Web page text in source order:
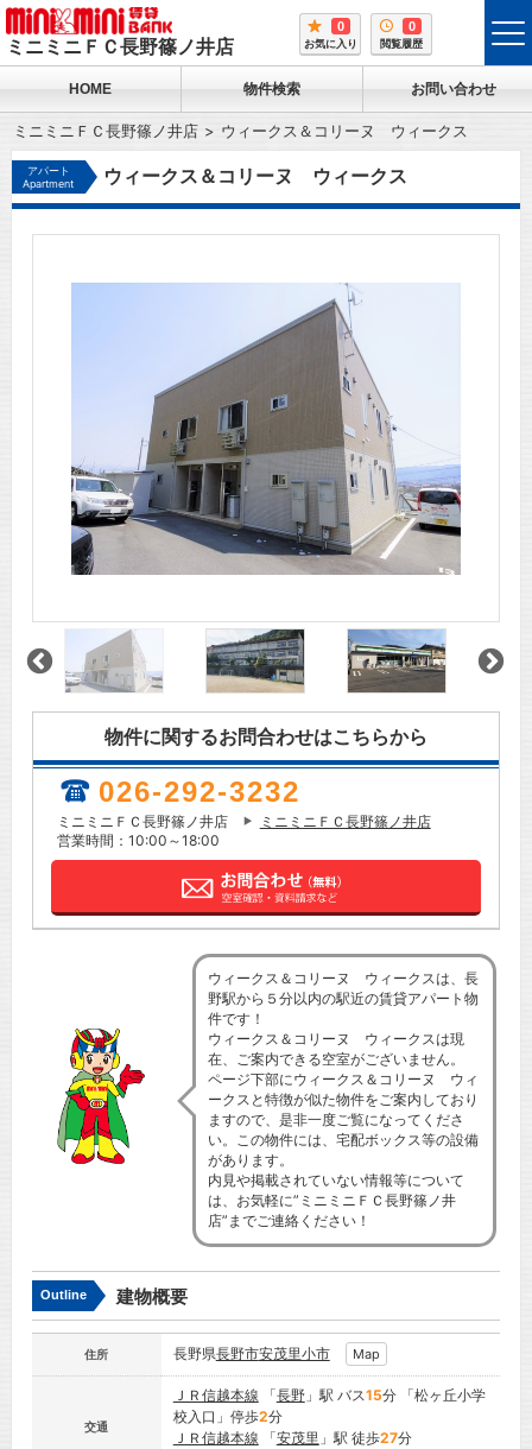
ミニミニＦＣ長野篠ノ井店
0
お気に入り
0
閲覧履歴
HOME 物件検索 お問い合わせ
ミニミニＦＣ長野篠ノ井店 ウィークス＆コリーヌ ウィークス
アパート
Apartment
ウィークス＆コリーヌ ウィークス
物件に関するお問合わせはこちらから
026-292-3232
ミニミニＦＣ長野篠ノ井店
ミニミニＦＣ長野篠ノ井店
営業時間：10:00～18:00
ウィークス＆コリーヌ ウィークスは、長
野駅から５分以内の駅近の賃貸アパート物
件です！
ウィークス＆コリーヌ ウィークスは現
在、ご案内できる空室がございません。
ページ下部にウィークス＆コリーヌ ウィ
ークスと特徴が似た物件をご案内しており
ますので、是非一度ご覧になってくださ
い。この物件には、宅配ボックス等の設備
があります。
内見や掲載されていない情報等について
は、お気軽に”ミニミニＦＣ長野篠ノ井
店”までご連絡ください！
Outline 建物概要
住所 長野県長野市安茂里小市 Map
交通
ＪＲ信越本線 「長野」駅 バス15分 「松ヶ丘小学
校入口」停歩2分
ＪＲ信越本線 「安茂里 」駅 徒歩27分